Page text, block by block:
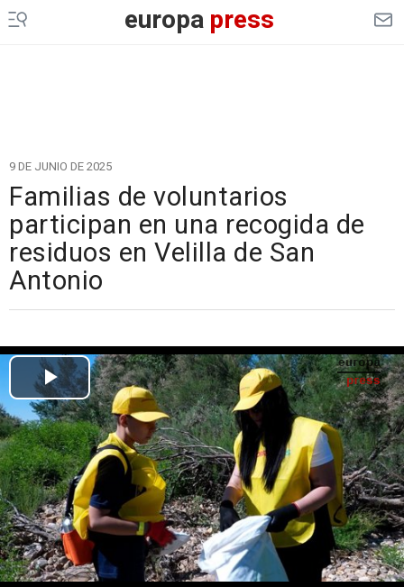
europapress
9 DE JUNIO DE 2025
Familias de voluntarios
participan en una recogida de
residuos en Velilla de San
Antonio